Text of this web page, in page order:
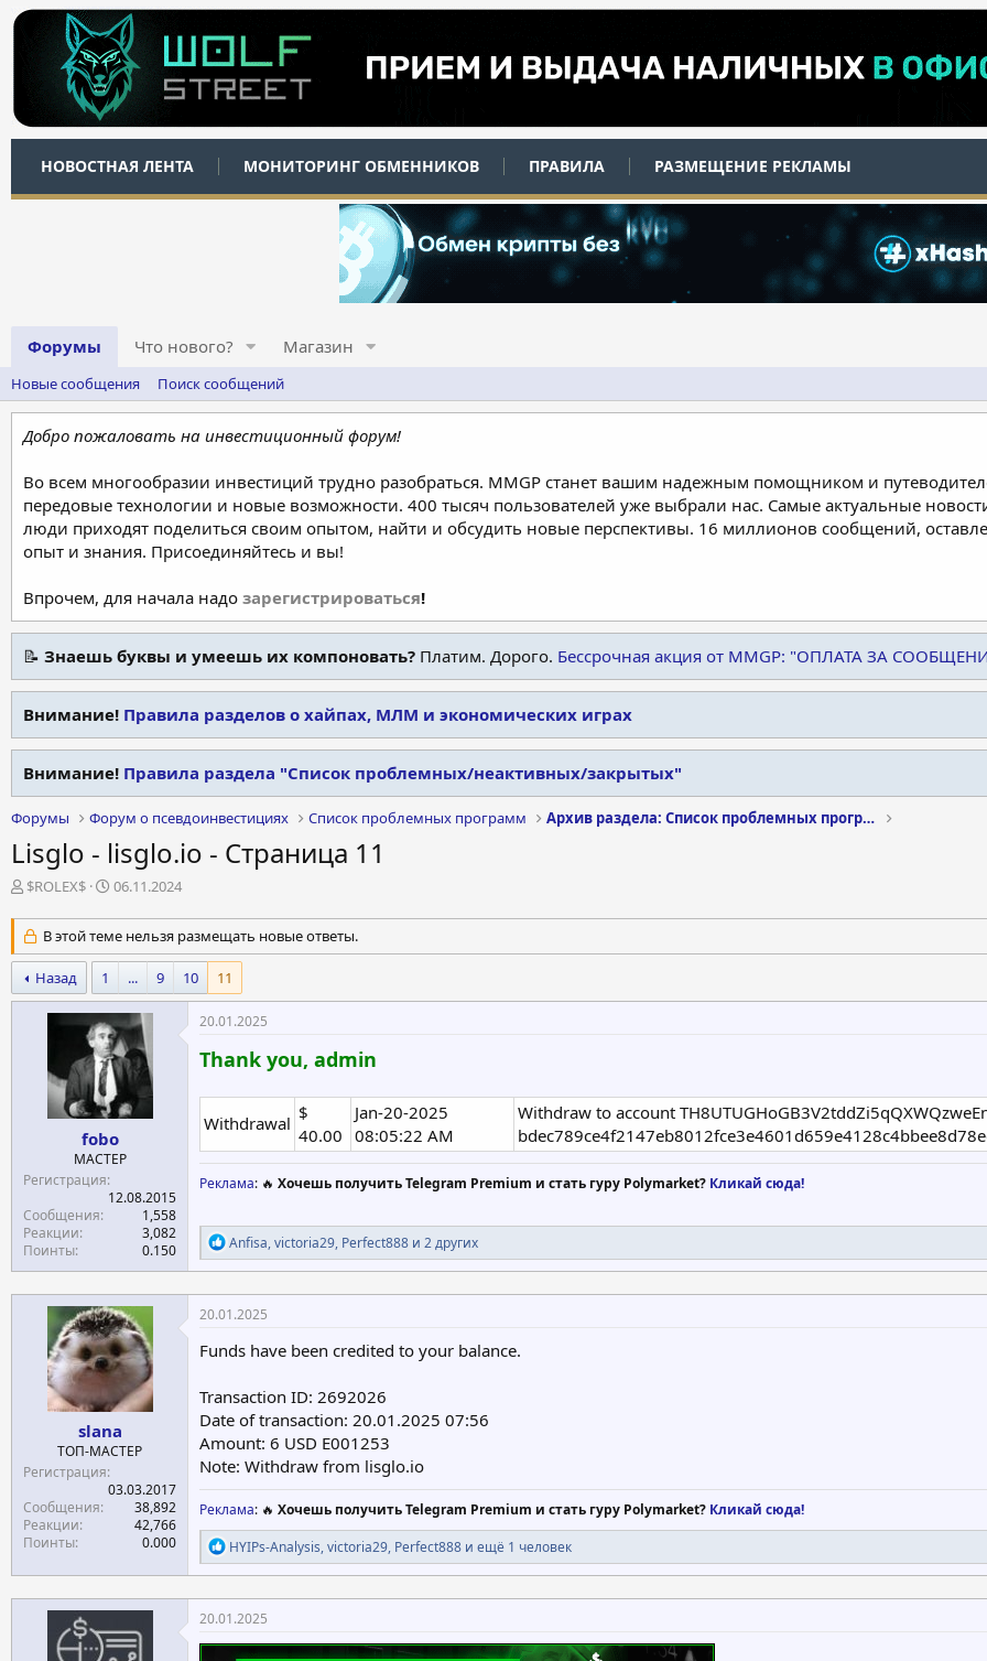
НОВОСТНАЯ ЛЕНТА МОНИТОРИНГ ОБМЕННИКОВ ПРАВИЛА РАЗМЕЩЕНИЕ РЕКЛАМЫ
Форумы Что нового? Магазин
Новые сообщения Поиск сообщений
Добро пожаловать на инвестиционный форум!
Во всем многообразии инвестиций трудно разобраться. MMGP станет вашим надежным помощником и
передовые технологии и новые возможности. 400 тысяч пользователей уже выбрали нас. Самые актуальные
люди приходят поделиться своим опытом, найти и обсудить новые перспективы. 16 миллионов сообщений,
опыт и знания. Присоединяйтесь и вы!
Впрочем, для начала надо зарегистрироваться!
📝 Знаешь буквы и умеешь их компоновать? Платим. Дорого. Бессрочная акция от MMGP: "ОПЛАТА ЗА
Внимание! Правила разделов о хайпах, МЛМ и экономических играх
Внимание! Правила раздела "Список проблемных/неактивных/закрытых"
Форумы Форум о псевдоинвестициях Список проблемных программ Архив раздела: Список проблемных программ
Lisglo - lisglo.io - Страница 11
А
т
о
р
т
е
$ROLEX$
Д
т
а
н
ч
а
л
а
06.11.2024
В этой теме нельзя размещать новые ответы.
Назад 1 ... 9 10 11
fobo
МАСТЕР
Регистрация
12.08.2015
Сообщения
1,558
Реакции
3,082
Поинты
0.150
20.01.2025
Thank you, admin
Withdrawal $
40.00
Jan-20-2025
08:05:22 AM
Withdraw to account
Реклама: 🔥 Хочешь получить Telegram Premium и стать гуру Polymarket? Кликай сюда!
Р
е
а
к
ц
и
и
Anfisa,victoria29, Perfect888 и 2 других
slana
ТОП-МАСТЕР
Регистрация
03.03.2017
Сообщения
38,892
Реакции
42,766
Поинты
0.000
20.01.2025
Funds have been credited to your balance.
Transaction ID: 2692026
Date of transaction: 20.01.2025 07:56
Amount: 6 USD E001253
Note: Withdraw from lisglo.io
Реклама: 🔥 Хочешь получить Telegram Premium и стать гуру Polymarket? Кликай сюда!
Р
е
а
к
ц
и
и
HYIPs-Analysis,victoria29, Perfect888 и ещё 1 человек
20.01.2025